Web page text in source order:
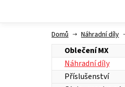
Domů Náhradní díly
Oblečení MX
Náhradní díly
Příslušenství